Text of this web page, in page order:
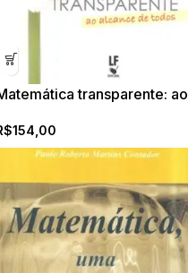
transparente: ao
154,00